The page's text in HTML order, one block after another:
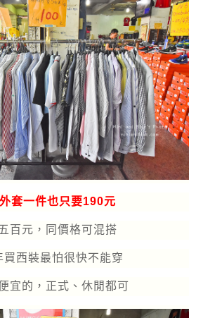
套一件也只要190元
百元，同價格可混搭
買西裝最怕很快不能穿
宜的，正式、休閒都可